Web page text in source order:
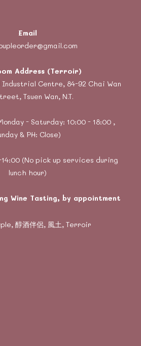
Email
Address (Terroir)
Industrial Centre, 84-92 Chai Wan
Tsuen Wan, N.T.
- Saturday: 10:00 - 18:00 ,
& PH: Close)
14:00 (No pick up services during
lunch hour)
Wine Tasting, by appointment